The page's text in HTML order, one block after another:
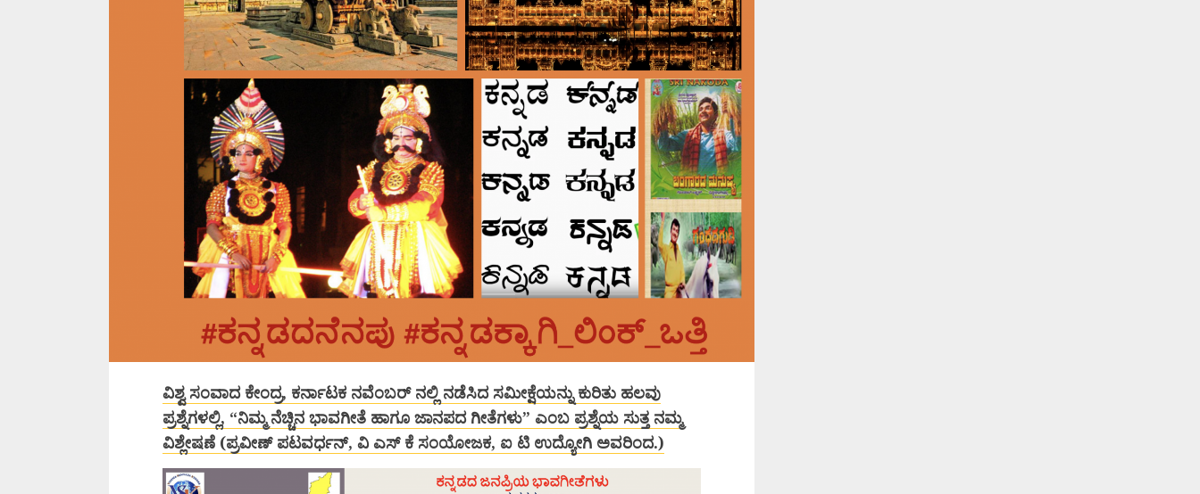
ವಿಶ್ವ ಸಂವಾದ ಕೇಂದ್ರ, ಕರ್ನಾಟಕ ನವೆಂಬರ್ ನಲ್ಲಿ ನಡೆಸಿದ ಸಮೀಕ್ಷೆಯನ್ನು ಕುರಿತು ಹಲವು
ಪ್ರಶ್ನೆಗಳಲ್ಲಿ, “ನಿಮ್ಮ ನೆಚ್ಚಿನ ಭಾವಗೀತೆ ಹಾಗೂ ಜಾನಪದ ಗೀತೆಗಳು” ಎಂಬ ಪ್ರಶ್ನೆಯ ಸುತ್ತ ನಮ್ಮ
ವಿಶ್ಲೇಷಣೆ (ಪ್ರವೀಣ್ ಪಟವರ್ಧನ್, ವಿ ಎಸ್ ಕೆ ಸಂಯೋಜಕ, ಐ ಟಿ ಉದ್ಯೋಗಿ ಅವರಿಂದ.)